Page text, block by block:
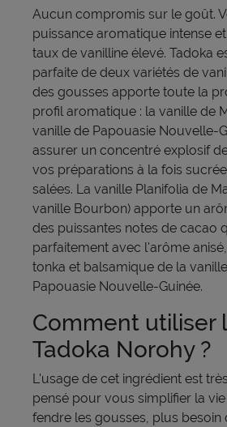
Aucun compromis sur le goût.
puissance aromatique intense
taux de vanilline élevé. Tadoka
parfaite de deux variétés de
des gousses apporte toute la
profil aromatique : la vanille de
vanille de Papouasie Nouvelle-
assurer un concentré explosif
vos préparations à la fois
salées. La vanille Planifolia de
vanille Bourbon) apporte un
des puissantes notes de cacao
parfaitement avec l'arôme
tonka et balsamique de la
Papouasie Nouvelle-Guinée.
Comment utiliser
Tadoka Norohy ?
L'usage de cet ingrédient est
pensé pour vous simplifier la
fendre les gousses, plus besoin